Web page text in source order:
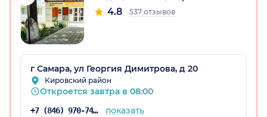
4.8 537 отзывов
г Самара, ул Георгия Димитрова, д 20
Кировский район
Откроется завтра в 08:00
+7 (846) 970-74-03 показать